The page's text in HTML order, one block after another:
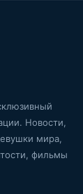
Новости,
мира,
фильмы